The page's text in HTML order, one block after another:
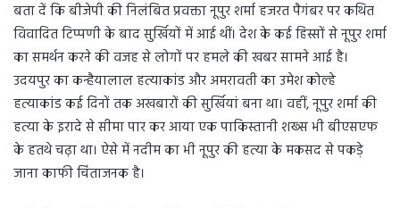
बता दें कि बीजेपी की निलंबित प्रवक्ता नूपुर शर्मा हजरत पैगंबर पर कथित
विवादित टिप्पणी के बाद सुर्खियों में आई थीं। देश के कई हिस्सों से नूपुर शर्मा
का समर्थन करने की वजह से लोगों पर हमले की खबर सामने आई है।
उदयपुर का कन्हैयालाल हत्याकांड और अमरावती का उमेश कोल्हे
हत्याकांड कई दिनों तक अखबारों की सुर्खियां बना था। वहीं, नूपुर शर्मा की
हत्या के इरादे से सीमा पार कर आया एक पाकिस्तानी शख्स भी बीएसएफ
के हतथे चढ़ा था। ऐसे में नदीम का भी नूपुर की हत्या के मकसद से पकड़े
जाना काफी चिंताजनक है।